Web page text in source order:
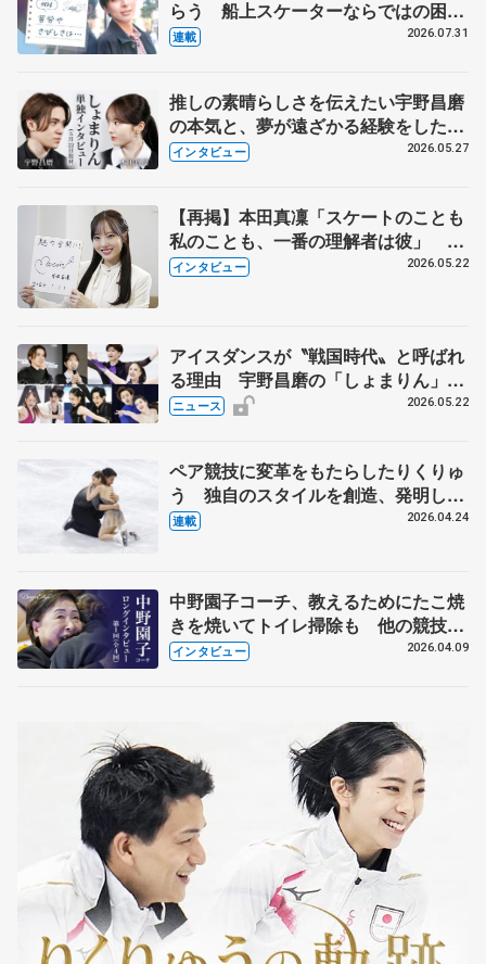
らう 船上スケーターならではの困難
とは 影響あったPIW前キャプテン松
連載 2026.07.31
推しの素晴らしさを伝えたい宇野昌磨
の本気と、夢が遠ざかる経験をした本
田真凜の覚悟
インタビュー 2026.05.27
【再掲】本田真凜「スケートのことも
私のことも、一番の理解者は彼」 引
退時の単独インタビューで語った競技
インタビュー 2026.05.22
アイスダンスが〝戦国時代〟と呼ばれ
る理由 宇野昌磨の「しょまりん」ら
実力者が相次いで参戦 国内の競争激
ニュース 2026.05.22
ペア競技に変革をもたらしたりくりゅ
う 独自のスタイルを創造、発明した
【引退発表後②】
連載 2026.04.24
中野園子コーチ、教えるためにたこ焼
きを焼いてトイレ掃除も 他の競技に
も通用するという坂本花織の筋肉
インタビュー 2026.04.09